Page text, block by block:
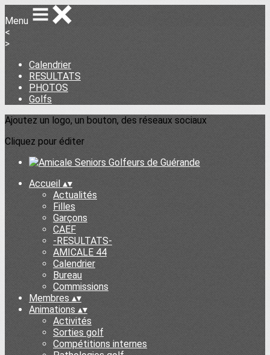
Menu
<
>
Calendrier
RESULTATS
PHOTOS
Golfs
Ajoutez un logo, un bouton, des réseaux sociaux
Cliquez pour éditer
Accueil ▴▾
Actualités
Filles
Garçons
CAEF
-RESULTATS-
AMICALE 44
Calendrier
Bureau
Commissions
Membres ▴▾
Animations ▴▾
Activités
Sorties golf
Compétitions internes